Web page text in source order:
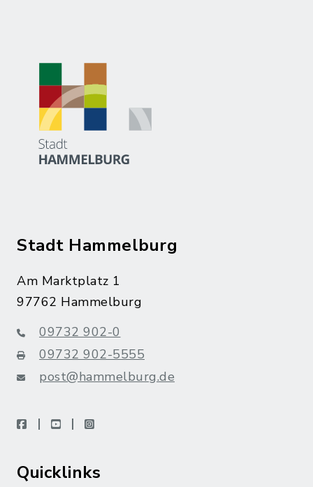
Stadt Hammelburg
Am Marktplatz 1
97762 Hammelburg
09732 902-0
09732 902-5555
post@hammelburg.de
facebookyoutubeinstagram
Quicklinks